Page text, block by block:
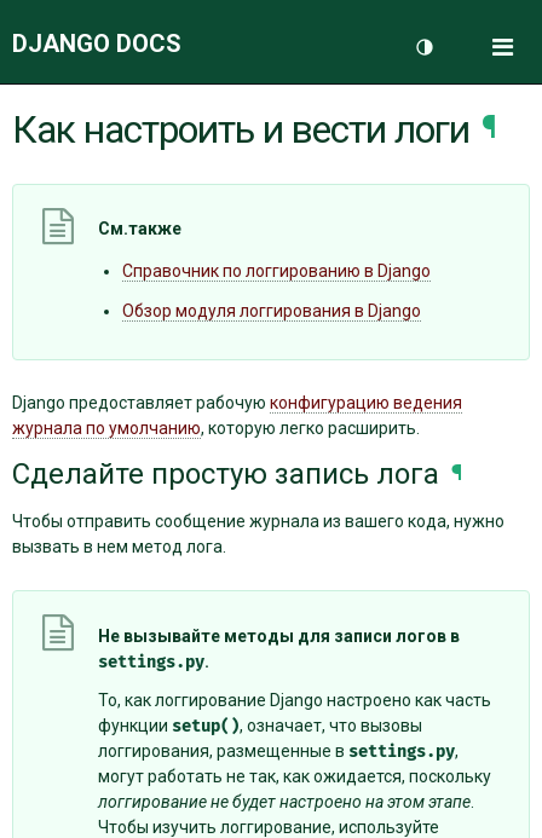
DJANGO DOCS
ДОКУМЕНТАЦИЯ
БЛОГ
Как настроить и вести логи ¶
См.также
Справочник по логгированию в Django
Обзор модуля логгирования в Django
Django предоставляет рабочую конфигурацию ведения
журнала по умолчанию, которую легко расширить.
Сделайте простую запись лога ¶
Чтобы отправить сообщение журнала из вашего кода, нужно
вызвать в нем метод лога.
Не вызывайте методы для записи логов в
settings.py.
То, как логгирование Django настроено как часть
функции setup(), означает, что вызовы
логгирования, размещенные в settings.py,
могут работать не так, как ожидается, поскольку
логгирование не будет настроено на этом этапе
Чтобы изучить логгирование, используйте